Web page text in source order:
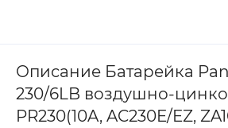
Описание Батарейка
230/6LB воздушно-
PR230(10A, AC230E/EZ,